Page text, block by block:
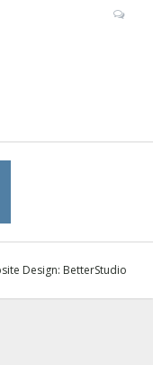
Design: BetterStudio